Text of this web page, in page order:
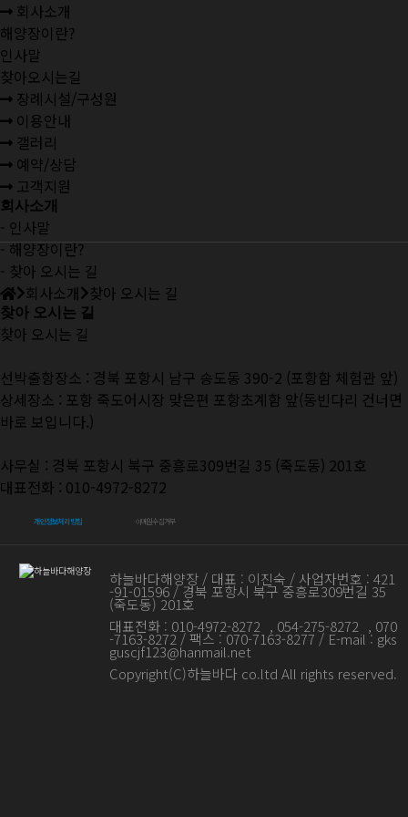
회사소개
해양장이란?
인사말
찾아오시는길
장례시설/구성원
이용안내
갤러리
예약/상담
고객지원
회사소개
인사말
- 해양장이란?
찾아 오시는 길
회사소개 찾아 오시는 길
찾아 오시는 길
찾아 오시는 길
선박출항장소 : 경북 포항시 남구 송도동 390-2 (포항함 체험관 앞)
상세장소 : 포항 죽도어시장 맞은편 포항초계함 앞(동빈다리 건너면
바로 보입니다.)
사무실 : 경북 포항시 북구 중흥로309번길 35 (죽도동) 201호
대표전화 : 010-4972-8272
100m
개인정보처리방침 이메일수집거부
하늘바다해양장 / 대표 : 이진숙 / 사업자번호 : 421
-91-01596 / 경북 포항시 북구 중흥로309번길 35
(죽도동) 201호
대표전화 : 010-4972-8272 , 054-275-8272 , 070
-7163-8272 / 팩스 : 070-7163-8277 / E-mail : gks
guscjf123@hanmail.net
Copyright(C)하늘바다 co.ltd All rights reserved.